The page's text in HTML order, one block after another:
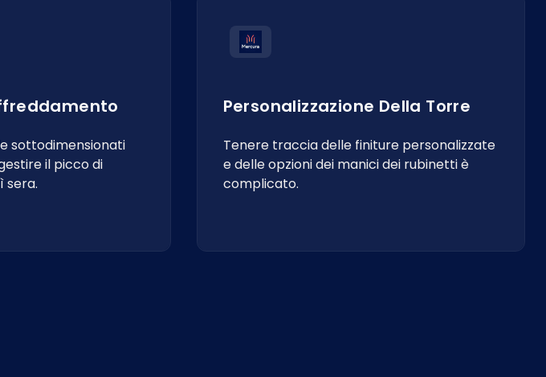
sottodimensionati
il picco di
sera.
Personalizzazione Della Torre
Tenere traccia delle finiture personalizzate
e delle opzioni dei manici dei rubinetti è
complicato.